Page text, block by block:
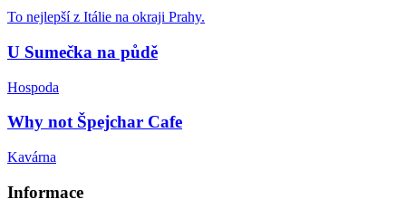
To nejlepší z Itálie na okraji Prahy.
U Sumečka na půdě
Hospoda
Why not Špejchar Cafe
Kavárna
Informace